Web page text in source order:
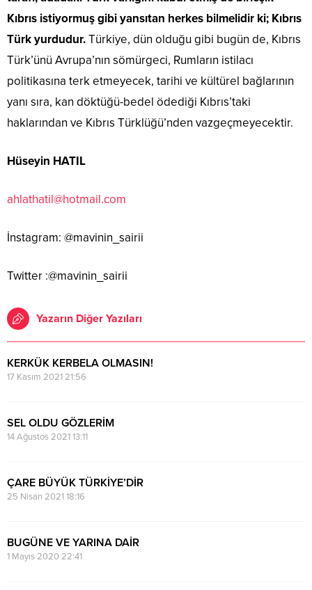
Kıbrıs istiyormuş gibi yansıtan herkes bilmelidir ki; Kıbrıs
Türk yurdudur.Türkiye, dün olduğu gibi bugün de, Kıbrıs
Türk’ünü Avrupa’nın sömürgeci, Rumların istilacı
politikasına terk etmeyecek, tarihi ve kültürel bağlarının
yanı sıra, kan döktüğü-bedel ödediği Kıbrıs’taki
haklarından ve Kıbrıs Türklüğü’nden vazgeçmeyecektir.
Hüseyin HATIL
ahlathatil@hotmail.com
İnstagram: @mavinin_sairii
Twitter :@mavinin_sairii
Yazarın Diğer Yazıları
KERKÜK KERBELA OLMASIN!
17 Kasım 2021 21:56
SEL OLDU GÖZLERİM
14 Ağustos 2021 13:11
ÇARE BÜYÜK TÜRKİYE’DİR
25 Nisan 2021 18:16
BUGÜNE VE YARINA DAİR
1 Mayıs 2020 22:41